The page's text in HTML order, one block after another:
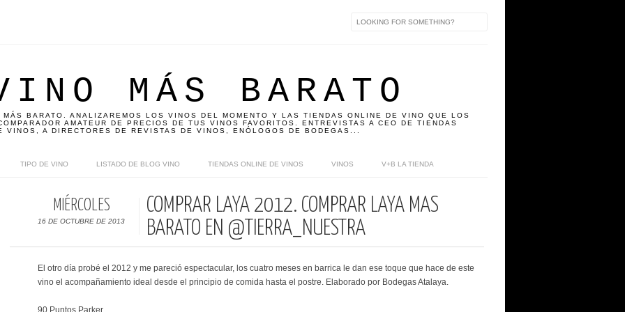
MÁS BARATO
BARATO. ANALIZAREMOS LOS VINOS DEL MOMENTO Y LAS TIENDAS ONLINE DE VINO QUE LOS
AMATEUR DE PRECIOS DE TUS VINOS FAVORITOS. ENTREVISTAS A CEO DE TIENDAS
VINOS, A DIRECTORES DE REVISTAS DE VINOS, ENÓLOGOS DE BODEGAS...
TIPO DE VINO LISTADO DE BLOG VINO TIENDAS ONLINE DE VINOS VINOS V+B LA TIENDA
MIÉRCOLES
16 DE OCTUBRE DE 2013
COMPRAR LAYA 2012. COMPRAR LAYA MÁS
BARATO EN @TIERRA_NUESTRA
El otro día probé el 2012 y me pareció espectacular, los cuatro meses en barrica le dan ese toque que hace de este
vino el acompañamiento ideal desde el principio de comida hasta el postre. Elaborado por Bodegas Atalaya.
90 Puntos Parker.